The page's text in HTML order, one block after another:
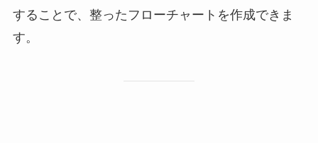
することで、整ったフローチャートを作成できま
す。